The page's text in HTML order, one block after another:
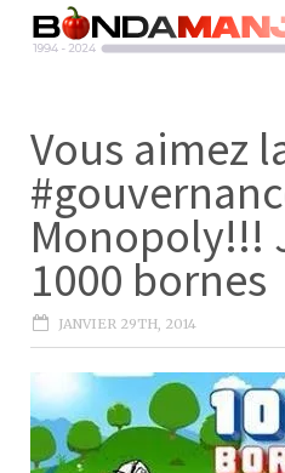
Vous aimez
Monopoly!!!
1000 bornes
JANVIER 29TH, 2014